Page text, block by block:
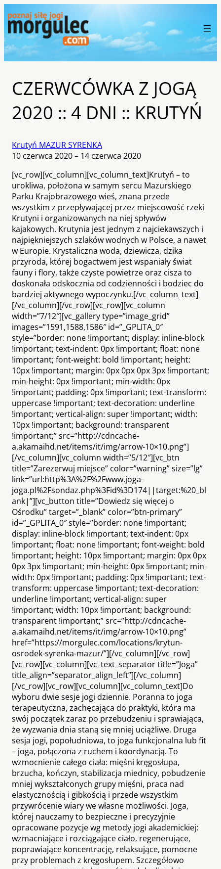
CZERWCÓWKA Z JOGĄ
2020 :: 4 DNI :: KRUTYŃ
Krutyń MAZUR SYRENKA
10 czerwca 2020 – 14 czerwca 2020
[vc_row][vc_column][vc_column_text]Krutyń – to
urokliwa, położona w samym sercu Mazurskiego
Parku Krajobrazowego wieś, znana przede
wszystkim z przepływającej przez miejscowość rzeki
Krutyni i organizowanych na niej spływów
kajakowych. Krutynia jest jednym z najciekawszych i
najpiękniejszych szlaków wodnych w Polsce, a nawet
w Europie. Krystaliczna woda, dziewicza, dzika
przyroda, której bogactwem jest wspaniały świat
fauny i flory, także czyste powietrze oraz cisza to
doskonała odskocznia od codzienności i bodziec do
bardziej aktywnego wypoczynku.[/vc_column_text]
[/vc_column][/vc_row][vc_row][vc_column
width=”7/12″][vc_gallery type=”image_grid”
images=”1591,1588,1586″ id=”_GPLITA_0″
style=”border: none !important; display: inline-block
!important; text-indent: 0px !important; float: none
!important; font-weight: bold !important; height:
10px !important; margin: 0px 0px 0px 3px !important;
min-height: 0px !important; min-width: 0px
!important; padding: 0px !important; text-transform:
uppercase !important; text-decoration: underline
!important; vertical-align: super !important; width:
10px !important; background: transparent
!important;” src=”http://cdncache-
a.akamaihd.net/items/it/img/arrow-10×10.png”]
[/vc_column][vc_column width=”5/12″][vc_btn
title=”Zarezerwuj miejsce” color=”warning” size=”lg”
link=”url:http%3A%2F%2Fwww.joga-
joga.pl%2Fsondaz.php%3Fid%3D174||target:%20_bl
ank|”][vc_button title=”Dowiedz się więcej o
Ośrodku” target=”_blank” color=”btn-primary”
id=”_GPLITA_0″ style=”border: none !important;
display: inline-block !important; text-indent: 0px
!important; float: none !important; font-weight: bold
!important; height: 10px !important; margin: 0px 0px
0px 3px !important; min-height: 0px !important; min-
width: 0px !important; padding: 0px !important; text-
transform: uppercase !important; text-decoration:
underline !important; vertical-align: super
!important; width: 10px !important; background:
transparent !important;” src=”http://cdncache-
a.akamaihd.net/items/it/img/arrow-10×10.png”
href=”https://morgulec.com/locations/krytun-
osrodek-syrenka-mazur/”][/vc_column][/vc_row]
[vc_row][vc_column][vc_text_separator title=”Joga”
title_align=”separator_align_left”][/vc_column]
[/vc_row][vc_row][vc_column][vc_column_text]Do
wyboru dwie sesje jogi dziennie. Poranna to joga
terapeutyczna, zachęcająca do praktyki, która ma
swój początek zaraz po przebudzeniu i sprawiająca,
że wyzwania dnia staną się mniej uciążliwe. Druga
sesja jogi, popołudniowa, to joga funkcjonalna lub fit
– joga, połączona z ruchem i koordynacją. To
wzmocnienie całego ciała: mięśni kręgosłupa,
brzucha, kończyn, stabilizacja miednicy, pobudzenie
mniej wykształconych grupy mięśni, praca nad
elastycznością i gibkością i przede wszystkim
przywrócenie wiary we własne możliwości. Joga,
której nauczamy to bezpieczne i precyzyjnie
opracowane pozycje wg metody jogi akademickiej:
wzmacniające i rozciągające ciało, regenerujące,
poprawiające koncentrację, relaksujące, pomocne
przy problemach z kręgosłupem. Szczegółowo